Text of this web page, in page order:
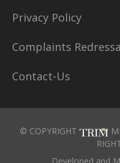
Privacy Policy
Complaints
Contact-Us
© COPYRIGHT